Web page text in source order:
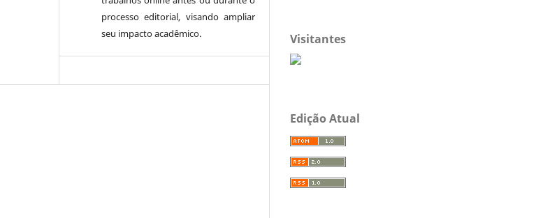
processo editorial, visando ampliar
seu impacto acadêmico.
Visitantes
Edição Atual